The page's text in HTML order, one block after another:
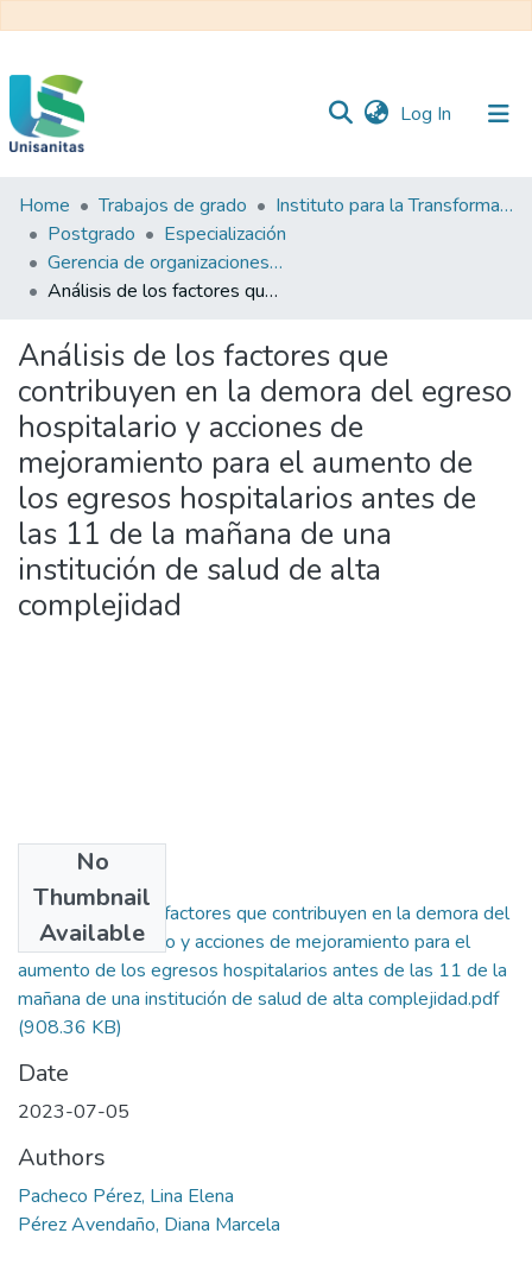
Log In (current)
Inicio
Web
Unisanitas
Web
Biblioteca
Home Trabajos de grado
Instituto para la Transformación y el Desarrollo Sanitario - ITDS
Postgrado
Especialización
Gerencia de organizaciones del sector salud
Análisis de los factores que contribuyen en la demora del egreso hospitalario y acciones de mejoramiento para el aumento de los egresos hospitalarios antes de las 11 de la mañana de una institución de salud de alta complejidad
Análisis de los factores que
contribuyen en la demora del egreso
hospitalario y acciones de
mejoramiento para el aumento de
los egresos hospitalarios antes de
las 11 de la mañana de una
institución de salud de alta
complejidad
No
Thumbnail
Available
Análisis de los factores que contribuyen en la demora del
egreso hospitalario y acciones de mejoramiento para el
aumento de los egresos hospitalarios antes de las 11 de la
mañana de una institución de salud de alta complejidad.pdf
(908.36 KB)
Date
2023-07-05
Authors
Pacheco Pérez, Lina Elena
Pérez Avendaño, Diana Marcela